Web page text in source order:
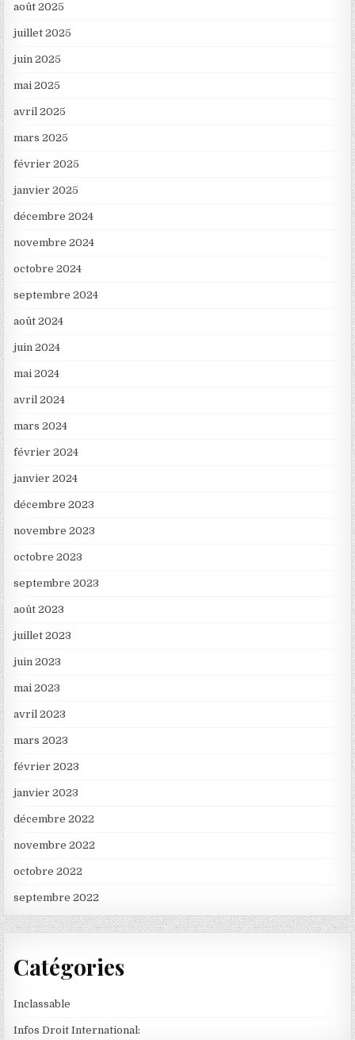
août 2025
juillet 2025
juin 2025
mai 2025
avril 2025
mars 2025
février 2025
janvier 2025
décembre 2024
novembre 2024
octobre 2024
septembre 2024
août 2024
juin 2024
mai 2024
avril 2024
mars 2024
février 2024
janvier 2024
décembre 2023
novembre 2023
octobre 2023
septembre 2023
août 2023
juillet 2023
juin 2023
mai 2023
avril 2023
mars 2023
février 2023
janvier 2023
décembre 2022
novembre 2022
octobre 2022
septembre 2022
Catégories
Inclassable
Infos Droit International: